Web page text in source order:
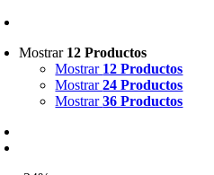
Mostrar 12 Productos
Mostrar 12 Productos
Mostrar24 Productos
Mostrar36 Productos